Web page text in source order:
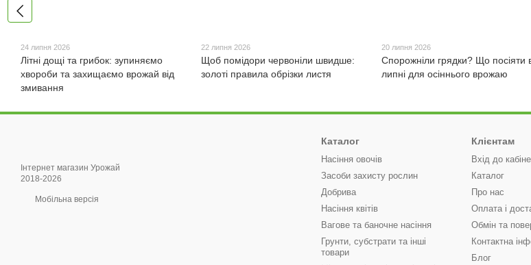
24 липня 2026
Літні дощі та грибок: зупиняємо
хвороби та захищаємо врожай від
змивання
22 липня 2026
Щоб помідори червоніли швидше:
золоті правила обрізки листя
20 липня 2026
Спорожніли грядки? Що посіяти
липні для осіннього врожаю
Інтернет магазин Урожай
2018-2026
Мобільна версія
Каталог
Насіння овочів
Засоби захисту рослин
Добрива
Насіння квітів
Вагове та баночне насіння
Грунти, субстрати та інші
товари
Клієнтам
Вхід до
Каталог
Про нас
Оплата і
Обмін та
Контактна
Блог